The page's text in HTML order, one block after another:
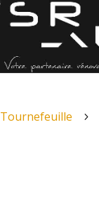
Tournefeuille 5